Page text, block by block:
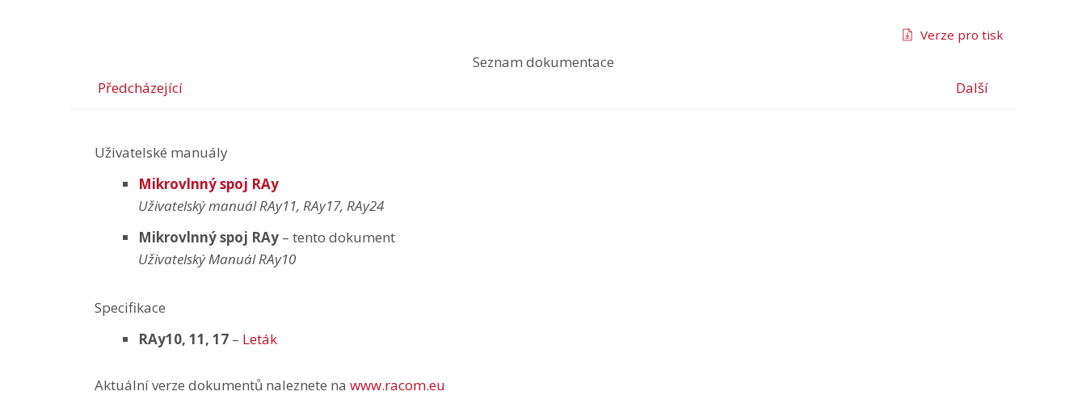
Seznam dokumentace
Předcházející
Další
Verze pro tisk
Uživatelské manuály
Mikrovlnný spoj RAy
Uživatelský manuál RAy11, RAy17, RAy24
Mikrovlnný spoj RAy – tento dokument
Uživatelský Manuál RAy10
Specifikace
RAy10, 11, 17 – Leták
Aktuální verze dokumentů naleznete na www.racom.eu